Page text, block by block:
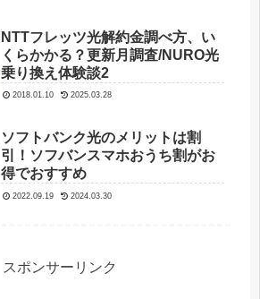
NTTフレッツ光解約金調べ方、い
くらかかる？更新月調査/NURO光
乗り換え体験談2
2018.01.10 2025.03.28
ソフトバンク光のメリットは割
引！ソフバンスマホおうち割がお
得でおすすめ
2022.09.19 2024.03.30
スポンサーリンク